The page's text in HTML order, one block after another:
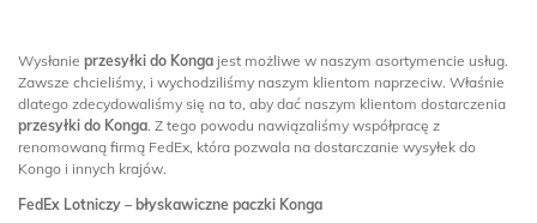
Wysłanie przesyłki do Konga jest możliwe w naszym asortymencie usług.
Zawsze chcieliśmy, i wychodziliśmy naszym klientom naprzeciw. Właśnie
dlatego zdecydowaliśmy się na to, aby dać naszym klientom dostarczenia
przesyłki do Konga. Z tego powodu nawiązaliśmy współpracę z
renomowaną firmą FedEx, która pozwala na dostarczanie wysyłek do
Kongo i innych krajów.
FedEx Lotniczy – błyskawiczne paczki Konga